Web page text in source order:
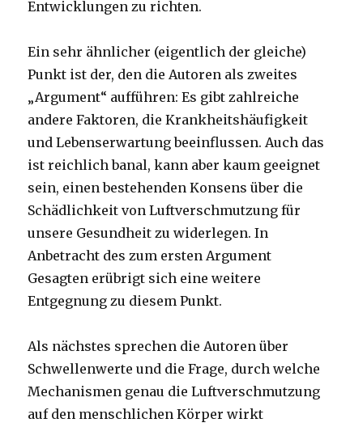
Entwicklungen zu richten.
Ein sehr ähnlicher (eigentlich der gleiche)
Punkt ist der, den die Autoren als zweites
„Argument“ aufführen: Es gibt zahlreiche
andere Faktoren, die Krankheitshäufigkeit
und Lebenserwartung beeinflussen. Auch das
ist reichlich banal, kann aber kaum geeignet
sein, einen bestehenden Konsens über die
Schädlichkeit von Luftverschmutzung für
unsere Gesundheit zu widerlegen. In
Anbetracht des zum ersten Argument
Gesagten erübrigt sich eine weitere
Entgegnung zu diesem Punkt.
Als nächstes sprechen die Autoren über
Schwellenwerte und die Frage, durch welche
Mechanismen genau die Luftverschmutzung
auf den menschlichen Körper wirkt